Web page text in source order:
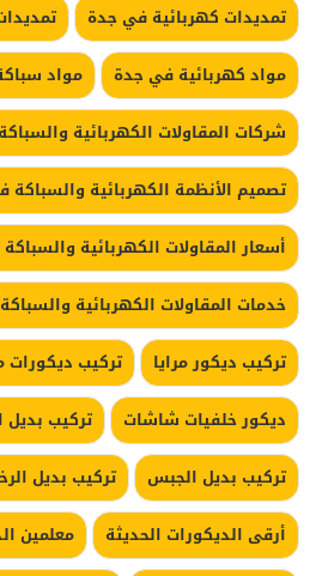
تمديدات كهربائية في جدة
مواد كهربائية في جدة
مواد
شركات المقاولات الكهربائية
تصميم الأنظمة الكهربائية
أسعار المقاولات الكهربائية
خدمات المقاولات الكهربائية
تركيب ديكور مرايا
تركيب ديكورات
ديكور خلفيات شاشات
تركيب
تركيب بديل الجبس
تركيب بديل
أرقى الديكورات الحديثة
معلمين